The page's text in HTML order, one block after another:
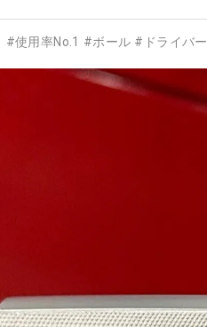
#使用率No.1 #ボール # ドライバー